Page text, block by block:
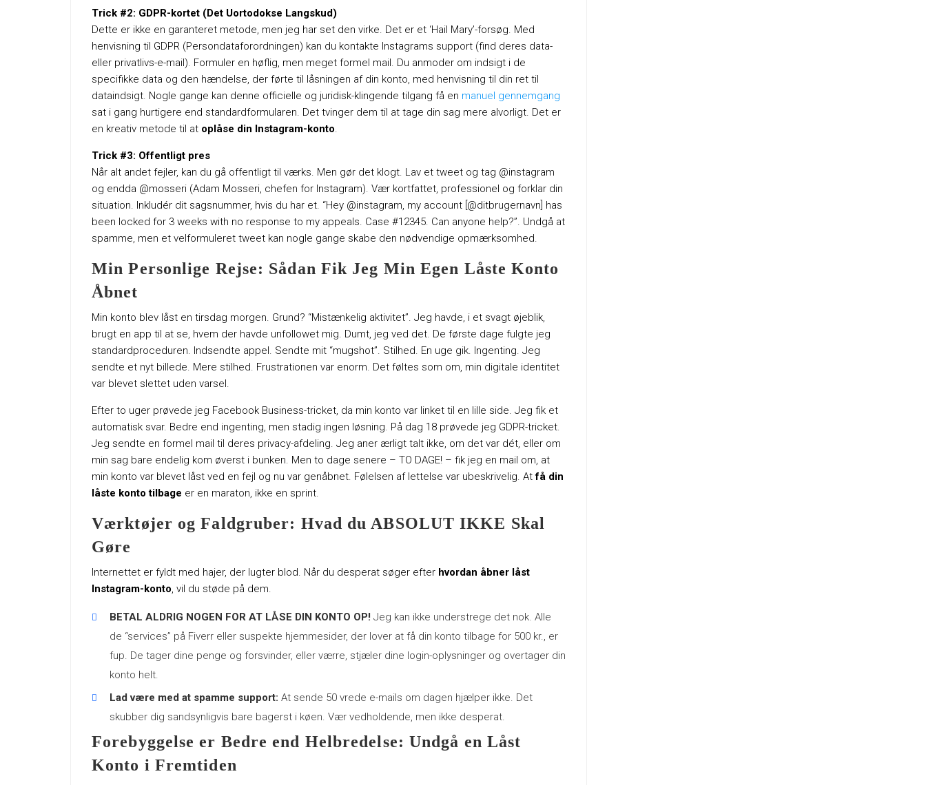
Trick #2: GDPR-kortet (Det Uortodokse Langskud)
Dette er ikke en garanteret metode, men jeg har set den virke. Det er et ‘Hail Mary’-forsøg. Med
henvisning til GDPR (Persondataforordningen) kan du kontakte Instagrams support (find deres data-
eller privatlivs-e-mail). Formuler en høflig, men meget formel mail. Du anmoder om indsigt i de
specifikke data og den hændelse, der førte til låsningen af din konto, med henvisning til din ret til
dataindsigt. Nogle gange kan denne officielle og juridisk-klingende tilgang få en manuel gennemgang
sat i gang hurtigere end standardformularen. Det tvinger dem til at tage din sag mere alvorligt. Det er
en kreativ metode til at oplåse din Instagram-konto.
Trick #3: Offentligt pres
Når alt andet fejler, kan du gå offentligt til værks. Men gør det klogt. Lav et tweet og tag @instagram
og endda @mosseri (Adam Mosseri, chefen for Instagram). Vær kortfattet, professionel og forklar din
situation. Inkludér dit sagsnummer, hvis du har et. “Hey @instagram, my account [@ditbrugernavn] has
been locked for 3 weeks with no response to my appeals. Case #12345. Can anyone help?”. Undgå at
spamme, men et velformuleret tweet kan nogle gange skabe den nødvendige opmærksomhed.
Min Personlige Rejse: Sådan Fik Jeg Min Egen Låste Konto
Åbnet
Min konto blev låst en tirsdag morgen. Grund? “Mistænkelig aktivitet”. Jeg havde, i et svagt øjeblik,
brugt en app til at se, hvem der havde unfollowet mig. Dumt, jeg ved det. De første dage fulgte jeg
standardproceduren. Indsendte appel. Sendte mit “mugshot”. Stilhed. En uge gik. Ingenting. Jeg
sendte et nyt billede. Mere stilhed. Frustrationen var enorm. Det føltes som om, min digitale identitet
var blevet slettet uden varsel.
Efter to uger prøvede jeg Facebook Business-tricket, da min konto var linket til en lille side. Jeg fik et
automatisk svar. Bedre end ingenting, men stadig ingen løsning. På dag 18 prøvede jeg GDPR-tricket.
Jeg sendte en formel mail til deres privacy-afdeling. Jeg aner ærligt talt ikke, om det var dét, eller om
min sag bare endelig kom øverst i bunken. Men to dage senere – TO DAGE! – fik jeg en mail om, at
min konto var blevet låst ved en fejl og nu var genåbnet. Følelsen af lettelse var ubeskrivelig. Atfå din
låste konto tilbage er en maraton, ikke en sprint.
Værktøjer og Faldgruber: Hvad du ABSOLUT IKKE Skal
Gøre
Internettet er fyldt med hajer, der lugter blod. Når du desperat søger efter hvordan åbner låst
Instagram-konto, vil du støde på dem.
BETAL ALDRIG NOGEN FOR AT LÅSE DIN KONTO OP! Jeg kan ikke understrege det nok. Alle
de “services” på Fiverr eller suspekte hjemmesider, der lover at få din konto tilbage for 500 kr., er
fup. De tager dine penge og forsvinder, eller værre, stjæler dine login-oplysninger og overtager din
konto helt.
Lad være med at spamme support: At sende 50 vrede e-mails om dagen hjælper ikke. Det
skubber dig sandsynligvis bare bagerst i køen. Vær vedholdende, men ikke desperat.
Forebyggelse er Bedre end Helbredelse: Undgå en Låst
Konto i Fremtiden